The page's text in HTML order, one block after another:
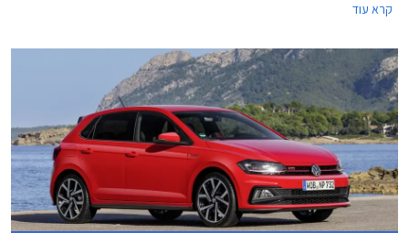
האחרונות עברה הקטגוריה מהפכה של ממש. המידות שתפחו, הביאו עימן שיפור
מרחב ונפח הטענה כשל משפחתית מהעשור הקודם. גם מערכות הבטיחות
ואבזור נוחות שהיו עד לא מזמן נחלתם הבלעדית של מכוניות יקרות יותר, זלגו
אל רכבי הסופר מיני, ובחלקן אף לגרסאות הביניים. לאור הביקוש והעניין הער,
₪.
קרא עוד